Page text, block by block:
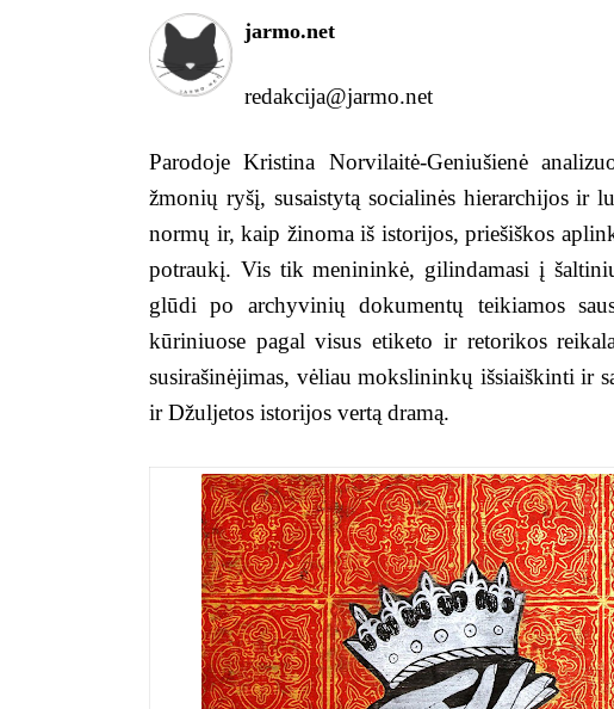
jarmo.net
redakcija@jarmo.net
Parodoje Kristina Norvilaitė-Geniušienė
žmonių ryšį, susaistytą socialinės hierarchijos ir
normų ir, kaip žinoma iš istorijos, priešiškos
potraukį. Vis tik menininkė, gilindamasi į
glūdi po archyvinių dokumentų teikiamos
kūriniuose pagal visus etiketo ir retorikos
susirašinėjimas, vėliau mokslininkų išsiaiškinti ir
ir Džuljetos istorijos vertą dramą.